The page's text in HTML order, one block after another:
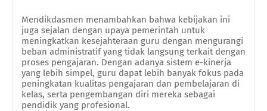
Mendikdasmen menambahkan bahwa kebijakan ini
juga sejalan dengan upaya pemerintah untuk
meningkatkan kesejahteraan guru dengan mengurangi
beban administratif yang tidak langsung terkait dengan
proses pengajaran. Dengan adanya sistem e-kinerja
yang lebih simpel, guru dapat lebih banyak fokus pada
peningkatan kualitas pengajaran dan pembelajaran di
kelas, serta pengembangan diri mereka sebagai
pendidik yang profesional.